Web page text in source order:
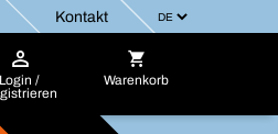
Kontakt
Login /
Warenkorb